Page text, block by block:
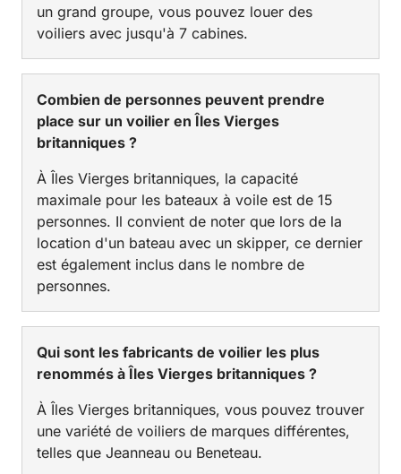
un grand groupe, vous pouvez louer des
voiliers avec jusqu'à 7 cabines.
Combien de personnes peuvent prendre
place sur un voilier en Îles Vierges
britanniques ?
À Îles Vierges britanniques, la capacité
maximale pour les bateaux à voile est de 15
personnes. Il convient de noter que lors de la
location d'un bateau avec un skipper, ce dernier
est également inclus dans le nombre de
personnes.
Qui sont les fabricants de voilier les plus
renommés à Îles Vierges britanniques ?
À Îles Vierges britanniques, vous pouvez trouver
une variété de voiliers de marques différentes,
telles que Jeanneau ou Beneteau.